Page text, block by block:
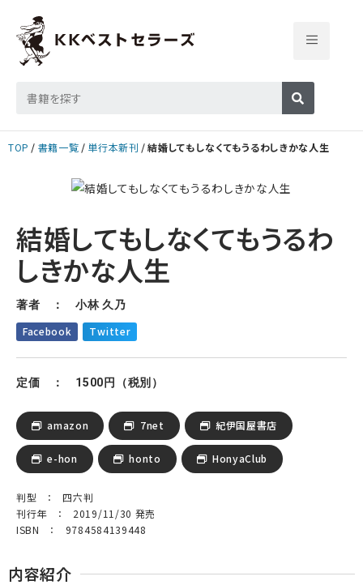
TOP 書籍一覧 単行本新刊 結婚してもしなくてもうるわしきかな人生
結婚してもしなくてもうるわ
しきかな人生
著者 ： 小林 久乃
Facebook Twitter
定価 ： 1500円（税別）
amazon 7net 紀伊国屋書店
e-hon honto HonyaClub
判型 ： 四六判
刊行年 ： 2019/11/30 発売
ISBN ： 9784584139448
内容紹介